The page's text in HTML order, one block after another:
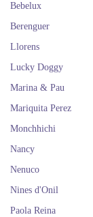
Bebelux
Berenguer
Llorens
Lucky Doggy
Marina & Pau
Mariquita Perez
Monchhichi
Nancy
Nenuco
Nines d'Onil
Paola Reina